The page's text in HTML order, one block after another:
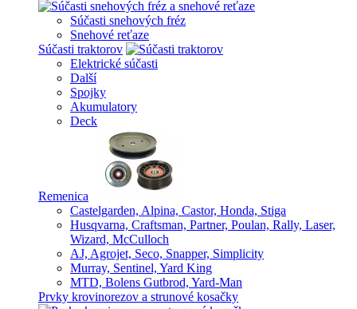
Súčasti snehových fréz
Snehové reťaze
Súčasti traktorov
Elektrické súčasti
Další
Spojky
Akumulatory
Deck
Remenica
Castelgarden, Alpina, Castor, Honda, Stiga
Husqvarna, Craftsman, Partner, Poulan, Rally, Laser,
Wizard, McCulloch
AJ, Agrojet, Seco, Snapper, Simplicity
Murray, Sentinel, Yard King
MTD, Bolens Gutbrod, Yard-Man
Prvky krovinorezov a strunové kosačky